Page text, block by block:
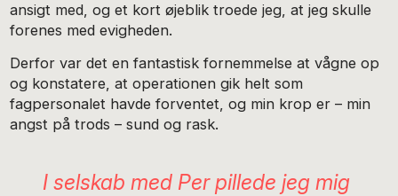
ansigt med, og et kort øjeblik troede jeg, at jeg skulle
forenes med evigheden.
Derfor var det en fantastisk fornemmelse at vågne op
og konstatere, at operationen gik helt som
fagpersonalet havde forventet, og min krop er – min
angst på trods – sund og rask.
I selskab med Per pillede jeg mig